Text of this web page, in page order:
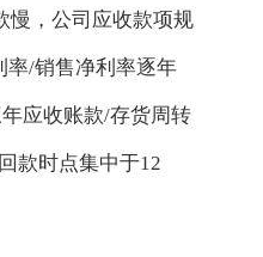
慢，公司应收款项规
率/销售净利率逐年
应收账款/存货周转
款时点集中于12